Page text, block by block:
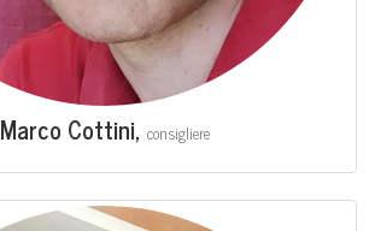
Mar­co Cot­ti­ni, con­si­glie­re